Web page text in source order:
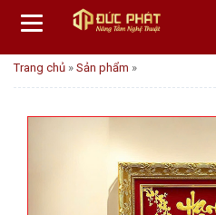
Trang chủ » Sản phẩm »